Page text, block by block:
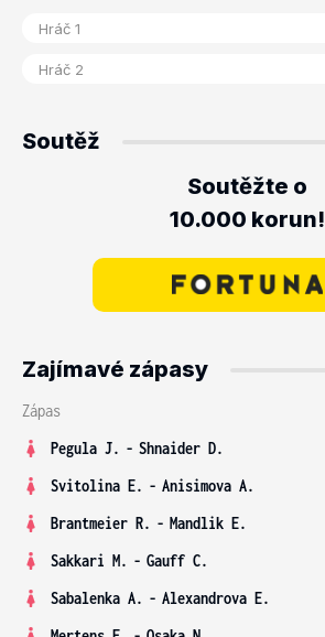
Soutěž
Soutěžte o
10.000 korun!
Zajímavé zápasy
Zápas
Pegula J. - Shnaider D.
Svitolina E. - Anisimova A.
Brantmeier R. - Mandlik E.
Sakkari M. - Gauff C.
Sabalenka A. - Alexandrova E.